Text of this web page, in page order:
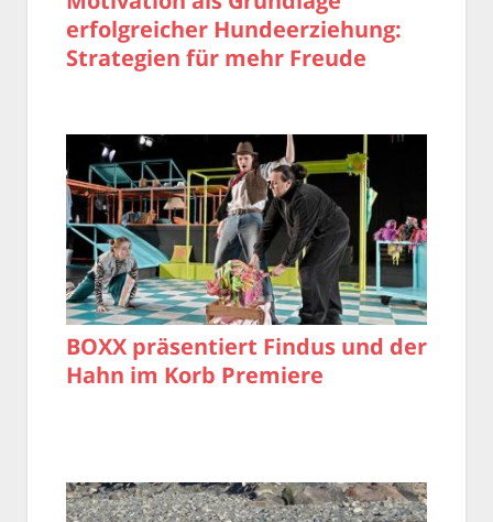
erfolgreicher Hundeerziehung:
Strategien für mehr Freude
BOXX präsentiert Findus und der
Hahn im Korb Premiere